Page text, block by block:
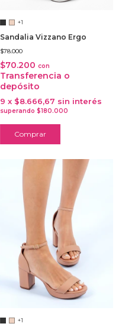
+1
Sandalia Vizzano Ergo
$78.000
$70.200 con
Transferencia o
depósito
9 x $8.666,67 sin interés
Comprar
+1